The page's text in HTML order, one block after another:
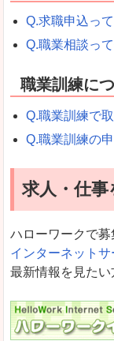
Q.求職申込っ
Q.職業相談っ
職業訓練に
Q.職業訓練で
Q.職業訓練の
求人・仕
ハローワークで募
インターネットサ
最新情報を見たい